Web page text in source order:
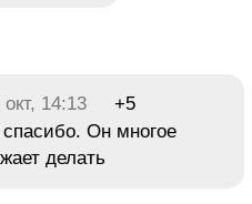
окт, 14:13
+5
Он многое
делать